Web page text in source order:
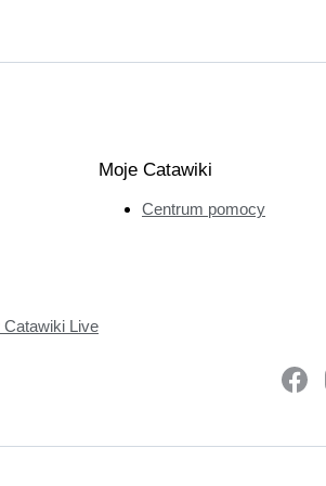
Catawiki Live
Moje Catawiki
Centrum pomocy